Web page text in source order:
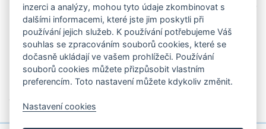
487,00 Kč
TOM TAILOR Mini deštník s
automatickým otevíráním
Tom Tailor 220TTB-10000
modrý
487,00 Kč
TOM TAILOR Mini deštník s
stone
inzerci a analýzy, mohou tyto údaje zkombinovat s
dalšími informacemi, které jste jim poskytli při
používání jejich služeb. K používání potřebujeme Váš
souhlas se zpracováním souborů cookies, které se
dočasně ukládají ve vašem prohlížeči. Používání
souborů cookies můžete přizpůsobit vlastním
preferencím. Toto nastavení můžete kdykoliv změnit.
Nastavení cookies